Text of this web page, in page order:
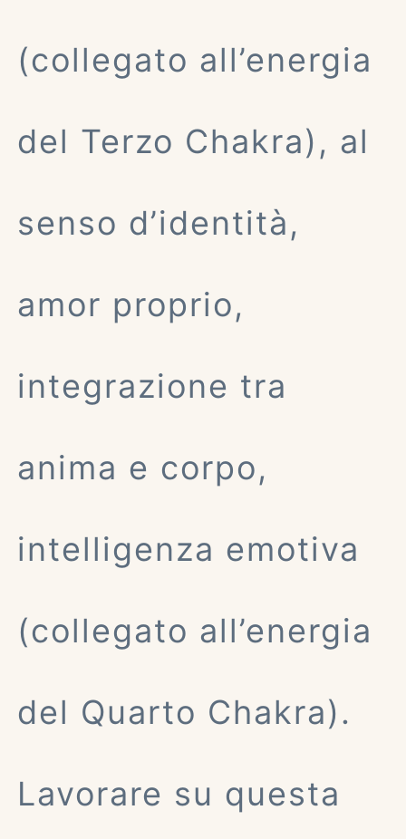
(collegato all’energia
del Terzo Chakra), al
senso d’identità,
amor proprio,
integrazione tra
anima e corpo,
intelligenza emotiva
(collegato all’energia
del Quarto Chakra).
Lavorare su questa